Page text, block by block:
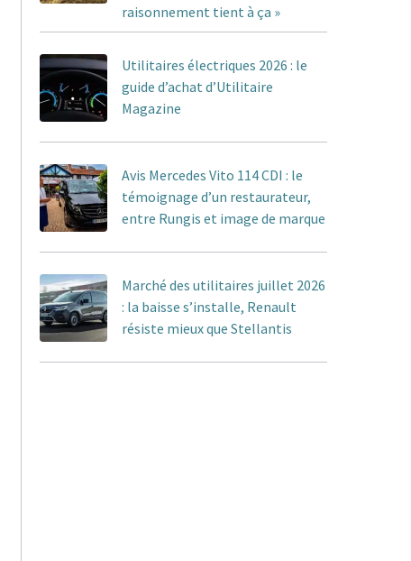
raisonnement tient à ça »
Utilitaires électriques 2026 : le
guide d’achat d’Utilitaire
Magazine
Avis Mercedes Vito 114 CDI : le
témoignage d’un restaurateur,
entre Rungis et image de marque
Marché des utilitaires juillet 2026
: la baisse s’installe, Renault
résiste mieux que Stellantis